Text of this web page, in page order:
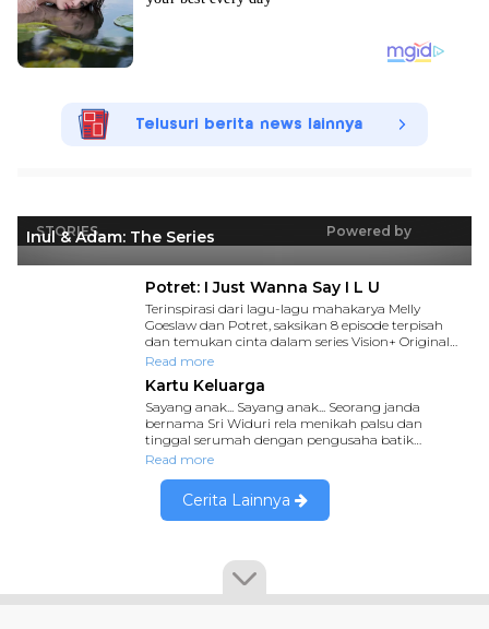
Telusuri berita news lainnya